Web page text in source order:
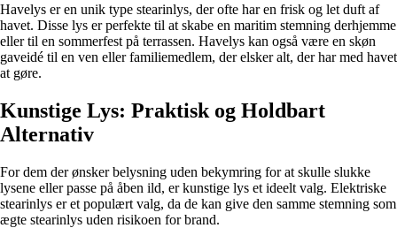
Havelys er en unik type stearinlys, der ofte har en frisk og let duft af
havet. Disse lys er perfekte til at skabe en maritim stemning derhjemme
eller til en sommerfest på terrassen. Havelys kan også være en skøn
gaveidé til en ven eller familiemedlem, der elsker alt, der har med havet
at gøre.
Kunstige Lys: Praktisk og Holdbart
Alternativ
For dem der ønsker belysning uden bekymring for at skulle slukke
lysene eller passe på åben ild, er kunstige lys et ideelt valg. Elektriske
stearinlys er et populært valg, da de kan give den samme stemning som
ægte stearinlys uden risikoen for brand.